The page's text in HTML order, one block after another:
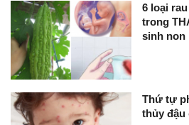
6 loại
trong
sinh non
Thứ tự
thủy đậu